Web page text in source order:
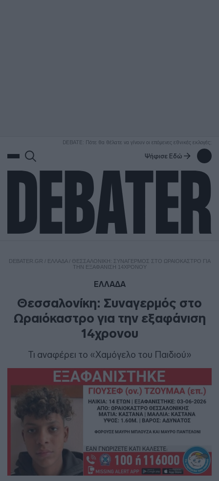
DEBATE: Πότε θα θέλατε να γίνουν οι επόμενες εθνικές εκλογές;
Ψήφισε Εδώ
DEBATER.GR / ΕΛΛΑΔΑ/ ΘΕΣΣΑΛΟΝΊΚΗ: ΣΥΝΑΓΕΡΜΌΣ ΣΤΟ ΩΡΑΙΌΚΑΣΤΡΟ ΓΙΑ
ΤΗΝ ΕΞΑΦΆΝΙΣΗ 14ΧΡΟΝΟΥ
ΕΛΛΑΔΑ
Θεσσαλονίκη: Συναγερμός στο
Ωραιόκαστρο για την εξαφάνιση
14χρονου
Τι αναφέρει το «Χαμόγελο του Παιδιού»